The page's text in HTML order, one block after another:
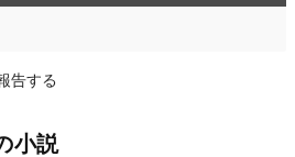
告する
小説